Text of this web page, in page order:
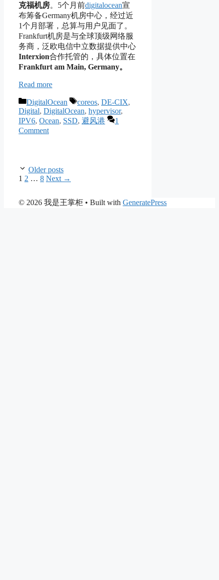
克福机房。5个月前digitalocean宣
布筹备Germany机房中心，经过近
1个月部署，总算与用户见面了。
Frankfurt机房是与全球顶级网络服
务商，泛欧电信中立数据提供中心
Interxion合作托管的，具体位置在
Frankfurt am Main, Germany。
Read more
Categories
DigitalOcean Tags
coreos, DE-CIX,
Digital, DigitalOcean, hypervisor,
IPV6, Ocean, SSD, 避风港
1
Comment
Older posts
Page
1 Page
2 … Page
8 Next →
© 2026 我是王掌柜 • Built with GeneratePress